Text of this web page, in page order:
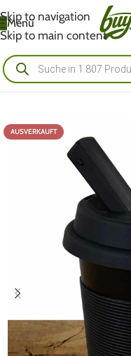
Skip to navigation
Skip to main content
Menü
AUSVERKAUFT